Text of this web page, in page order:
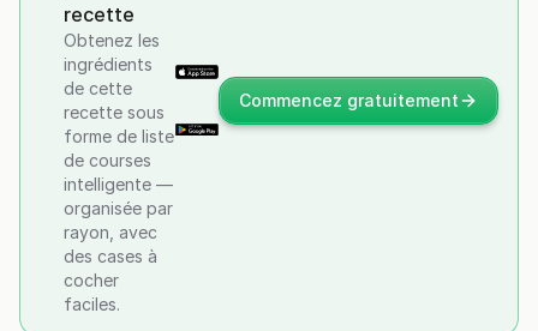
recette
Obtenez les
ingrédients
de cette
recette sous
forme de liste
de courses
intelligente —
organisée par
rayon, avec
des cases à
cocher
faciles.
Commencez gratuitement